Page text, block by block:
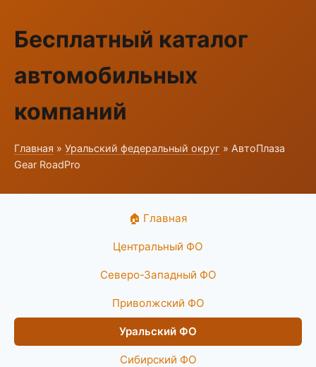
Бесплатный каталог
автомобильных
компаний
Главная » Уральский федеральный округ » АвтоПлаза
Gear RoadPro
🏠 Главная
Центральный ФО
Северо-Западный ФО
Приволжский ФО
Уральский ФО
Сибирский ФО